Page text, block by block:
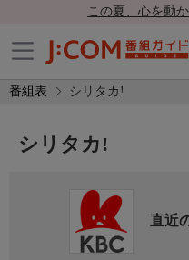
この夏、心を動
番組表 シリタカ!
シリタカ!
直近